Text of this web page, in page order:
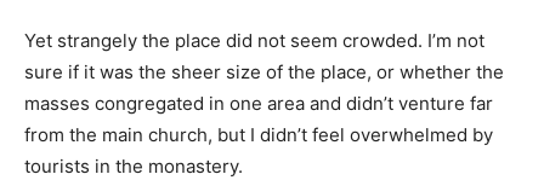
Yet strangely the place did not seem crowded. I’m not
sure if it was the sheer size of the place, or whether the
masses congregated in one area and didn’t venture far
from the main church, but I didn’t feel overwhelmed by
tourists in the monastery.